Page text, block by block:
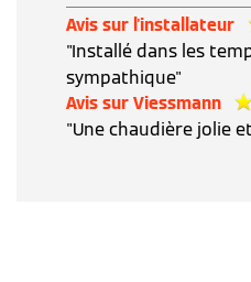
Avis sur l'installateur
"Installé dans les
sympathique"
Avis sur Viessmann
"Une chaudière jolie